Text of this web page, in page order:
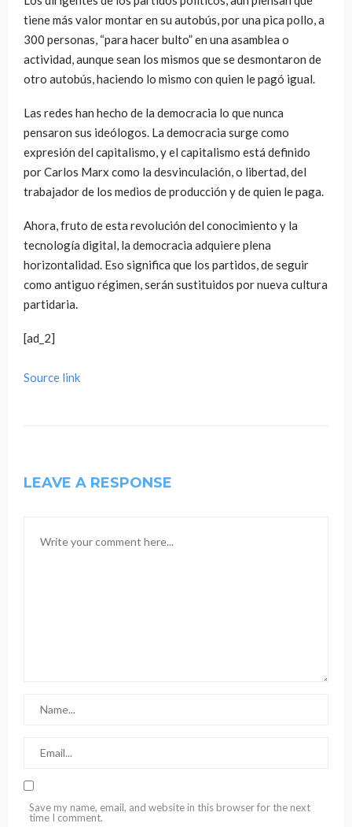
tiene más valor montar en su autobús, por una pica pollo, a
300 personas, “para hacer bulto” en una asamblea o
actividad, aunque sean los mismos que se desmontaron de
otro autobús, haciendo lo mismo con quien le pagó igual.
Las redes han hecho de la democracia lo que nunca
pensaron sus ideólogos. La democracia surge como
expresión del capitalismo, y el capitalismo está definido
por Carlos Marx como la desvinculación, o libertad, del
trabajador de los medios de producción y de quien le paga.
Ahora, fruto de esta revolución del conocimiento y la
tecnología digital, la democracia adquiere plena
horizontalidad. Eso significa que los partidos, de seguir
como antiguo régimen, serán sustituidos por nueva cultura
partidaria.
[ad_2]
Source link
LEAVE A RESPONSE
Save my name, email, and website in this browser for the next
time I comment.